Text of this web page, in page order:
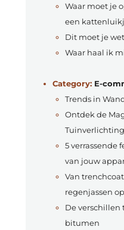
Waar moet je
een
Dit moet je
Waar haal ik
Category: E-
Trends in
Ontdek de
Tuinverlichting
5 verrassende
van jouw
Van
regenjassen
De verschillen
bitumen